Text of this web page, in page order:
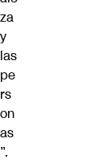
za
y
las
pe
rs
on
as
”.